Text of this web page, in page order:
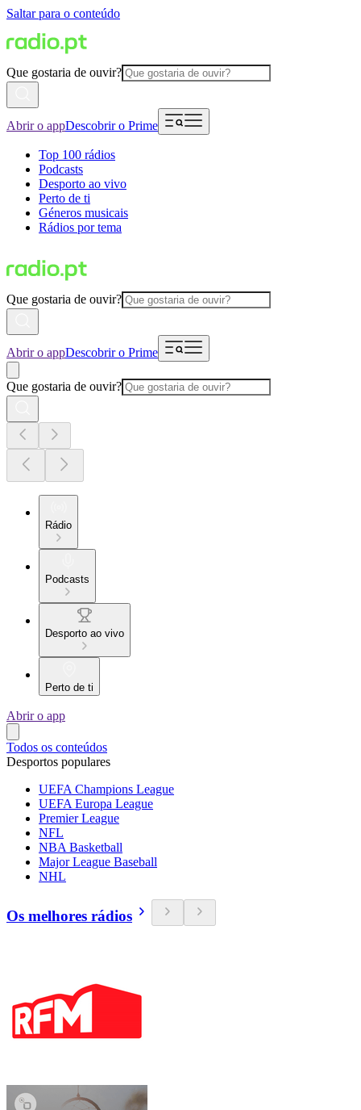
Saltar para o conteúdo
Que gostaria de ouvir?
Abrir o appDescobrir o Prime
Top 100 rádios
Podcasts
Desporto ao vivo
Perto de ti
Géneros musicais
Rádios por tema
Que gostaria de ouvir?
Abrir o appDescobrir o Prime
Que gostaria de ouvir?
Rádio
Podcasts
Desporto ao vivo
Perto de ti
Abrir o app
Todos os conteúdos
Desportos populares
UEFA Champions League
UEFA Europa League
Premier League
NFL
NBA Basketball
Major League Baseball
NHL
Os melhores rádios